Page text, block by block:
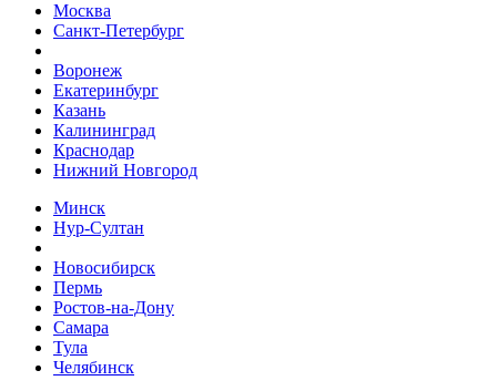
Москва
Санкт-Петербург
Воронеж
Екатеринбург
Казань
Калининград
Краснодар
Нижний Новгород
Минск
Нур-Султан
Новосибирск
Пермь
Ростов-на-Дону
Самара
Тула
Челябинск